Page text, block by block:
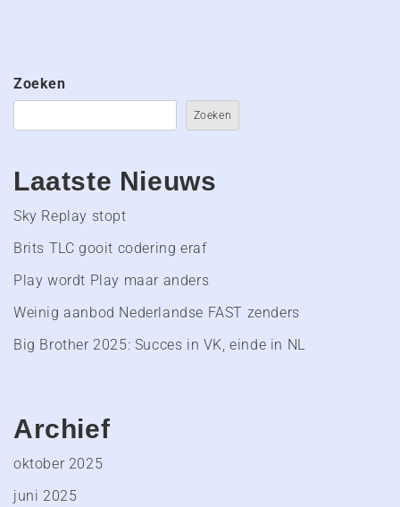
Zoeken
Zoeken
Laatste Nieuws
Sky Replay stopt
Brits TLC gooit codering eraf
Play wordt Play maar anders
Weinig aanbod Nederlandse FAST zenders
Big Brother 2025: Succes in VK, einde in NL
Archief
oktober 2025
juni 2025